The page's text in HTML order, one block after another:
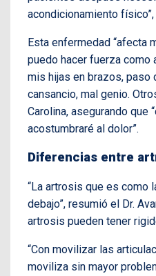
acondicionamiento
Esta enfermedad “afecta
puedo hacer fuerza como
mis hijas en brazos, paso
cansancio, mal genio.
Carolina, asegurando que
acostumbraré al dolor”.
Diferencias entre
“La artrosis que es como
debajo”, resumió el Dr.
artrosis pueden tener
“Con movilizar las
moviliza sin mayor